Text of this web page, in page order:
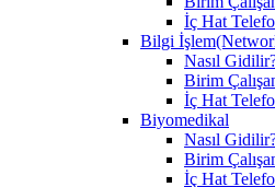
İç Hat
Bilgi
Nasıl
Birim
İç Hat
Biyomedikal
Nasıl
Birim
İç Hat